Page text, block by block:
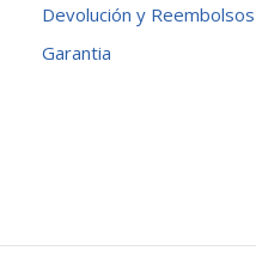
Devolución y Reembolsos
Garantia